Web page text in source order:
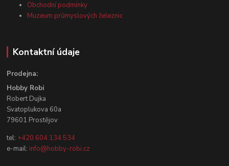
Obchodní podmínky
Muzeum průmyslových železnic
Kontaktní údaje
Prodejna:
Hobby Robi
Robert Dujka
Svatoplukova 60a
79601 Prostějov
tel: +420 604 134 534
e-mail: info@hobby-robi.cz